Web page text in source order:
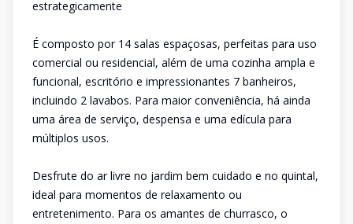
estrategicamente
É composto por 14 salas espaçosas, perfeitas para uso
comercial ou residencial, além de uma cozinha ampla e
funcional, escritório e impressionantes 7 banheiros,
incluindo 2 lavabos. Para maior conveniência, há ainda
uma área de serviço, despensa e uma edícula para
múltiplos usos.
Desfrute do ar livre no jardim bem cuidado e no quintal,
ideal para momentos de relaxamento ou
entretenimento. Para os amantes de churrasco, o